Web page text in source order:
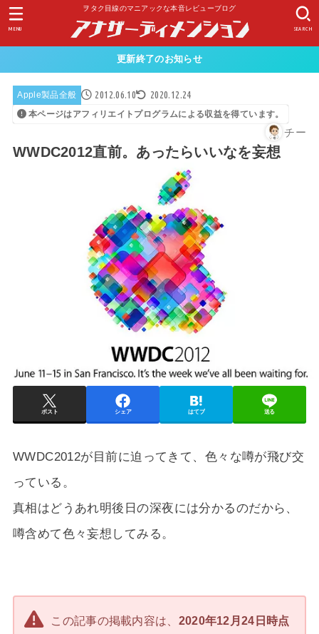
ヲタク目線のマニアックな本音レビューブログ
SEARCH
MENU
更新終了のお知らせ
Apple製品全般 2012.06.10 2020.12.24
本ページはアフィリエイトプログラムによる収益を得ています。
チー
WWDC2012直前。あったらいいなを妄想
ポスト シェア はてブ 送る
WWDC2012が目前に迫ってきて、色々な噂が飛び交
っている。
真相はどうあれ明後日の深夜には分かるのだから、
噂含めて色々妄想してみる。
この記事の掲載内容は、 2020年12月24日時点